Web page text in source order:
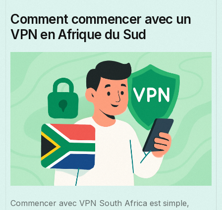
Comment commencer avec un
VPN en Afrique du Sud
Commencer avec VPN South Africa est simple,